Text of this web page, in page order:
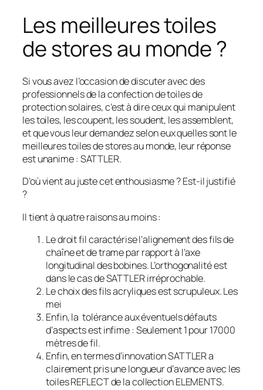
Les meilleures toiles
de stores au monde ?
Si vous avez l’occasion de discuter avec des
professionnels de la confection de toiles de
protection solaires, c’est à dire ceux qui manipulent
les toiles, les coupent, les soudent, les assemblent,
et que vous leur demandez selon eux quelles sont le
meilleures toiles de stores au monde, leur réponse
est unanime : SATTLER.
D’où vient au juste cet enthousiasme ? Est-il justifié
?
Il tient à quatre raisons au moins :
Le droit fil caractérise l’alignement des fils de
chaîne et de trame par rapport à l’axe
longitudinal des bobines. L’orthogonalité est
dans le cas de SATTLER irréprochable.
Le choix des fils acryliques est scrupuleux. Les
mei
Enfin, la tolérance aux éventuels défauts
d’aspects est infime : Seulement 1 pour 17000
mètres de fil.
Enfin, en termes d’innovation SATTLER a
clairement pris une longueur d’avance avec les
toiles REFLECT de la collection ELEMENTS.